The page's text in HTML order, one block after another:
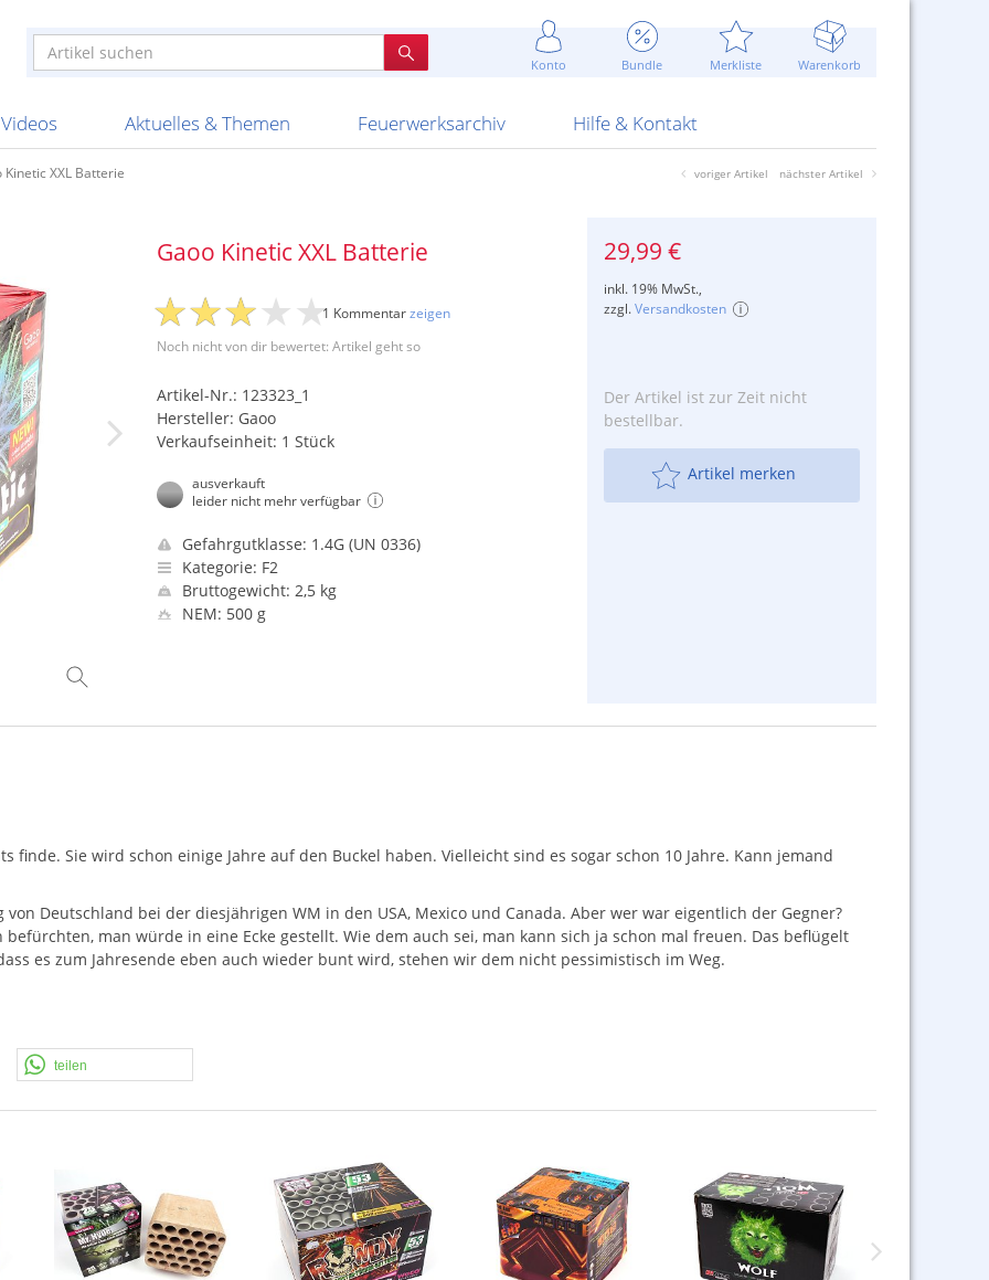
Konto Bundle Merkliste Warenkorb
Schallerzeuger P1
Feuerwerk T1
Schachteln und Attrappen
Streich- und Bengalhölzer
Blitzschnell...
Sommerpreise u.v.m.
Videos
Knallkörper
Batterien
Aktuelles & Themen
Ladenverkauf 2024
20 Jahre Feuerwerksvitrine
Ausnahmegenehmigung
Sammlertreffen
Feuerwerksarchiv
Fireworks Apel Feuerwerk Argento Feuerwerk ARS Pirotecnia
BKV Vuurwerk Bothmer Pyrotechnik
Hilfe & Kontakt
Bestellschluss
Altersnachweis
Versanddienste
Gewerbetreibende
Kontaktformular
AGB
Kinetic XXL Batterie voriger Artikel nächster Artikel
Gaoo Kinetic XXL Batterie
Noch nicht von dir bewertet: Artikel geht so
1 Kommentarzeigen
Artikel-Nr.: 123323_1
Hersteller: Gaoo
Verkaufseinheit: 1 Stück
ausverkauft
leider nicht mehr verfügbar
Gefahrgutklasse: 1.4G (UN 0336)
Kategorie: F2
Bruttogewicht: 2,5 kg
NEM: 500 g
29,99 €
inkl. 19% MwSt.,
zzgl.Versandkosten
Der Artikel ist zur Zeit nicht
bestellbar.
Artikel merken
finde. Sie wird schon einige Jahre auf den Buckel haben. Vielleicht sind es sogar schon 10 Jahre. Kann jemand
von Deutschland bei der diesjährigen WM in den USA, Mexico und Canada. Aber wer war eigentlich der Gegner?
man würde in eine Ecke gestellt. Wie dem auch sei, man kann sich ja schon mal freuen. Das beflügelt
es zum Jahresende eben auch wieder bunt wird, stehen wir dem nicht pessimistisch im Weg.
teilen